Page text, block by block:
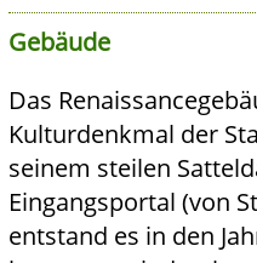
Gebäude
Das
Kulturdenkmal der
seinem steilen
Eingangsportal (von
entstand es in den